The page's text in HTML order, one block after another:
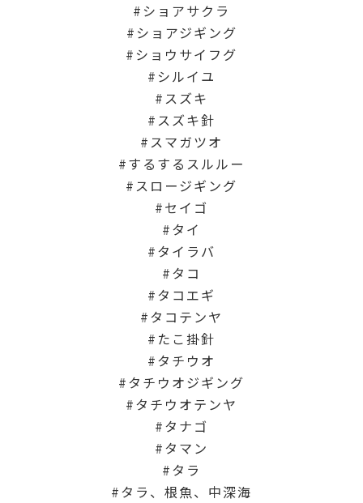
ショアサクラ
ショアジギング
ショウサイフグ
シルイユ
スズキ
スズキ針
スマガツオ
するするスルルー
スロージギング
セイゴ
タイ
タイラバ
タコ
タコエギ
タコテンヤ
たこ掛針
タチウオ
タチウオジギング
タチウオテンヤ
タナゴ
タマン
タラ
タラ、根魚、中深海